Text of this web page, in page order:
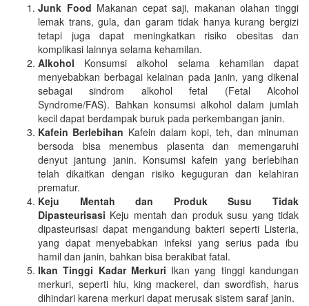
Junk Food Makanan cepat saji, makanan olahan tinggi
lemak trans, gula, dan garam tidak hanya kurang bergizi
tetapi juga dapat meningkatkan risiko obesitas dan
komplikasi lainnya selama kehamilan.
Alkohol Konsumsi alkohol selama kehamilan dapat
menyebabkan berbagai kelainan pada janin, yang dikenal
sebagai sindrom alkohol fetal (Fetal Alcohol
Syndrome/FAS). Bahkan konsumsi alkohol dalam jumlah
kecil dapat berdampak buruk pada perkembangan janin.
Kafein Berlebihan Kafein dalam kopi, teh, dan minuman
bersoda bisa menembus plasenta dan memengaruhi
denyut jantung janin. Konsumsi kafein yang berlebihan
telah dikaitkan dengan risiko keguguran dan kelahiran
prematur.
Keju Mentah dan Produk Susu Tidak
Dipasteurisasi Keju mentah dan produk susu yang tidak
dipasteurisasi dapat mengandung bakteri seperti Listeria,
yang dapat menyebabkan infeksi yang serius pada ibu
hamil dan janin, bahkan bisa berakibat fatal.
Ikan Tinggi Kadar Merkuri Ikan yang tinggi kandungan
merkuri, seperti hiu, king mackerel, dan swordfish, harus
dihindari karena merkuri dapat merusak sistem saraf janin.